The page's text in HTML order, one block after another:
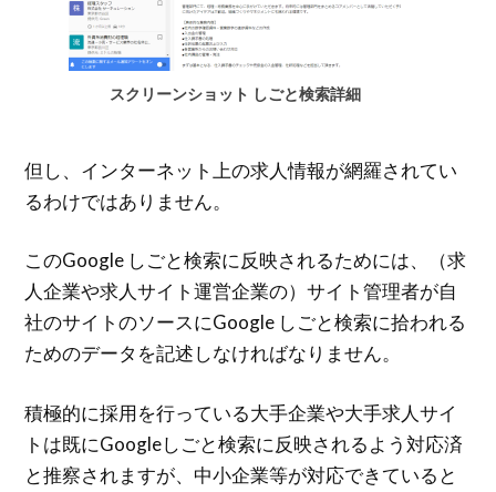
スクリーンショット しごと検索詳細
但し、インターネット上の求人情報が網羅されてい
るわけではありません。
このGoogle しごと検索に反映されるためには、（求
人企業や求人サイト運営企業の）サイト管理者が自
社のサイトのソースにGoogle しごと検索に拾われる
ためのデータを記述しなければなりません。
積極的に採用を行っている大手企業や大手求人サイ
トは既にGoogleしごと検索に反映されるよう対応済
と推察されますが、中小企業等が対応できていると